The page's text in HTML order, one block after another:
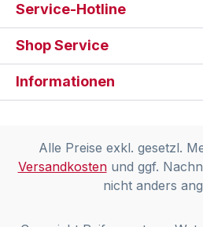
Service-Hotline
Shop Service
Informationen
Alle Preise exkl. gesetzl.
Versandkostenund ggf.
nicht anders